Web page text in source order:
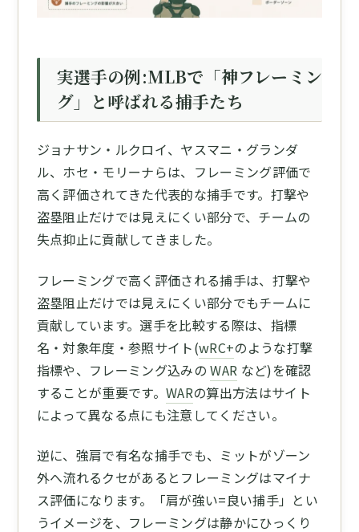
実選手の例:MLBで「神フレーミン
グ」と呼ばれる捕手たち
ジョナサン・ルクロイ、ヤスマニ・グランダ
ル、ホセ・モリーナらは、フレーミング評価で
高く評価されてきた代表的な捕手です。打撃や
盗塁阻止だけでは見えにくい部分で、チームの
失点抑止に貢献してきました。
フレーミングで高く評価される捕手は、打撃や
盗塁阻止だけでは見えにくい部分でもチームに
貢献しています。選手を比較する際は、指標
名・対象年度・参照サイト(wRC+のような打撃
指標や、フレーミング込みのWAR など)を確認
することが重要です。 WARの算出方法はサイト
によって異なる点にも注意してください。
逆に、強肩で有名な捕手でも、ミットがゾーン
外へ流れるクセがあるとフレーミングはマイナ
ス評価になります。「肩が強い=良い捕手」とい
うイメージを、フレーミングは静かにひっくり